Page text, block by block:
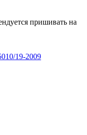
пришивать на
19-2009